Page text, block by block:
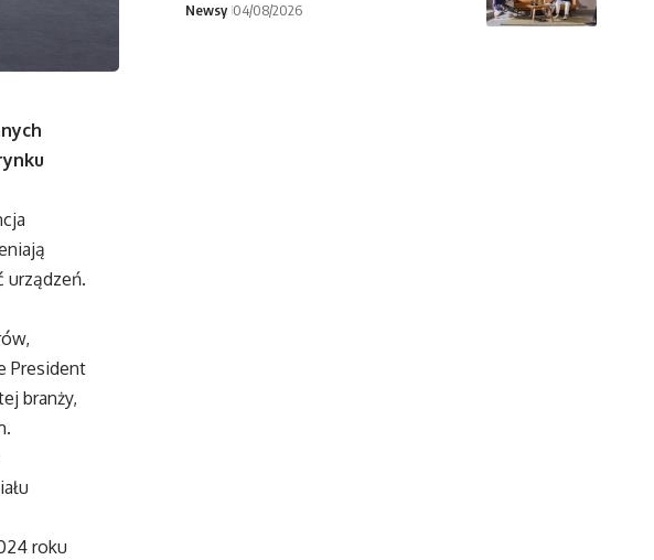
urządzeń.
President
branży,
roku
Newsy 04/08/2026